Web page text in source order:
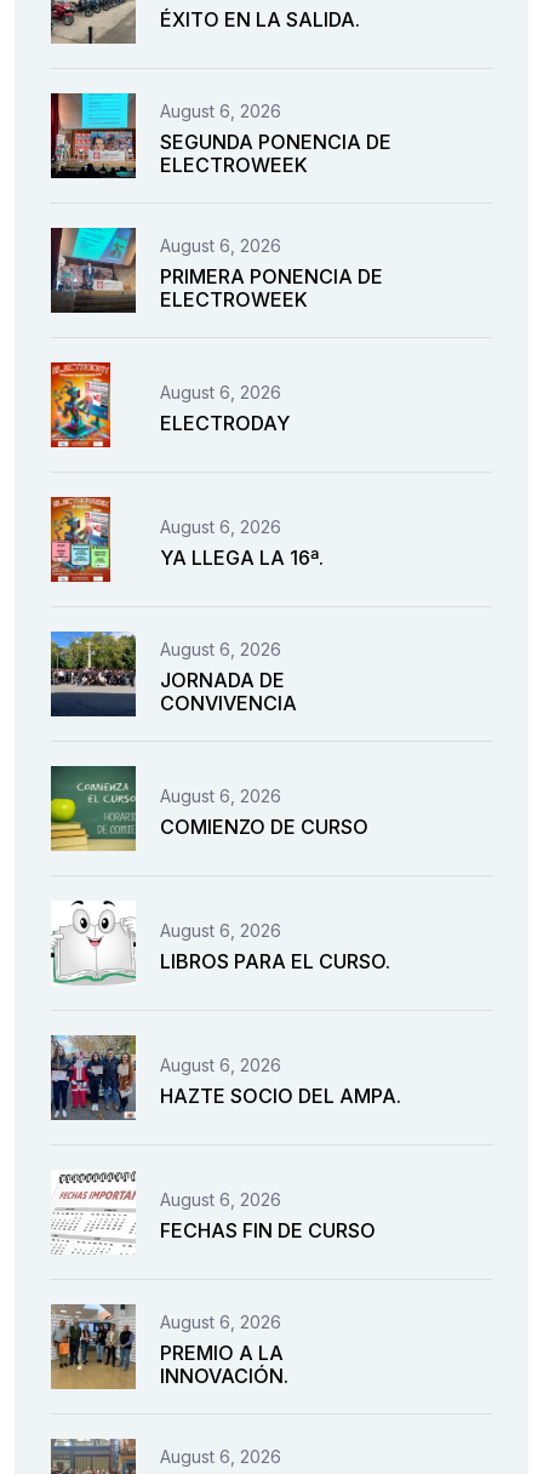
ÉXITO EN LA SALIDA.
August 6, 2026
SEGUNDA PONENCIA DE
ELECTROWEEK
August 6, 2026
PRIMERA PONENCIA DE
ELECTROWEEK
August 6, 2026
ELECTRODAY
August 6, 2026
YA LLEGA LA 16ª.
August 6, 2026
JORNADA DE
CONVIVENCIA
August 6, 2026
COMIENZO DE CURSO
August 6, 2026
LIBROS PARA EL CURSO.
August 6, 2026
HAZTE SOCIO DEL AMPA.
August 6, 2026
FECHAS FIN DE CURSO
August 6, 2026
PREMIO A LA
INNOVACIÓN.
August 6, 2026